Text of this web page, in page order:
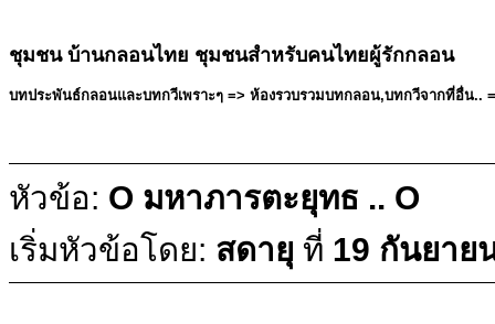
ชุมชน บ้านกลอนไทย ชุมชนสำหรับคนไทยผู้รักกลอน
บทประพันธ์กลอนและบทกวีเพราะๆ => ห้องรวบรวมบทกลอน,บทกวีจากที่อื่น..
หัวข้อ: O มหาภารตะยุทธ .. O
เริ่มหัวข้อโดย: สดายุ ที่ 19 กันยาย